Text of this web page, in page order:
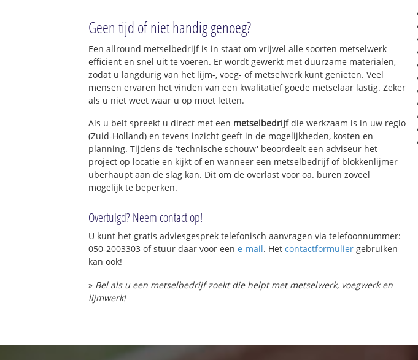
Geen tijd of niet handig genoeg?
Een allround metselbedrijf is in staat om vrijwel alle soorten metselwerk
efficiënt en snel uit te voeren. Er wordt gewerkt met duurzame materialen,
zodat u langdurig van het lijm-, voeg- of metselwerk kunt genieten. Veel
mensen ervaren het vinden van een kwalitatief goede metselaar lastig. Zeker
als u niet weet waar u op moet letten.
Als u belt spreekt u direct met een metselbedrijfdie werkzaam is in uw regio
(Zuid-Holland) en tevens inzicht geeft in de mogelijkheden, kosten en
planning. Tijdens de 'technische schouw' beoordeelt een adviseur het
project op locatie en kijkt of en wanneer een metselbedrijf of blokkenlijmer
überhaupt aan de slag kan. Dit om de overlast voor oa. buren zoveel
mogelijk te beperken.
Overtuigd? Neem contact op!
U kunt hetgratis adviesgesprek telefonisch aanvragen via telefoonnummer:
050-2003303 of stuur daar voor eene-mail. Hetcontactformulier gebruiken
kan ook!
» Bel als u een metselbedrijf zoekt die helpt met metselwerk, voegwerk en
lijmwerk!